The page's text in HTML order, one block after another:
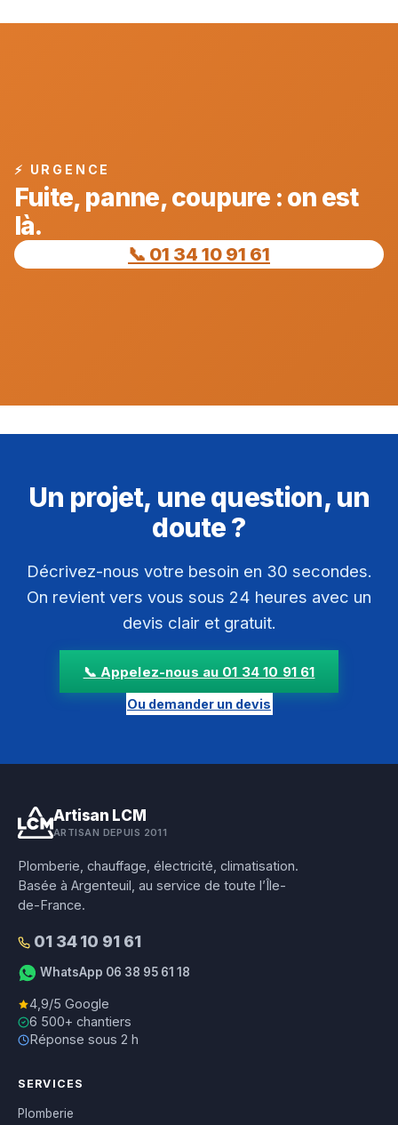
⚡ URGENCE
Fuite, panne, coupure : on est
là.
📞 01 34 10 91 61
Un projet, une question, un
doute ?
Décrivez-nous votre besoin en 30 secondes.
On revient vers vous sous 24 heures avec un
devis clair et gratuit.
📞 Appelez-nous au 01 34 10 91 61
Ou demander un devis
Artisan LCM
ARTISAN DEPUIS 2011
Plomberie, chauffage, électricité, climatisation.
Basée à Argenteuil, au service de toute l’Île-
de-France.
01 34 10 91 61
WhatsApp 06 38 95 61 18
4,9/5 Google
6 500+ chantiers
Réponse sous 2 h
SERVICES
Plomberie